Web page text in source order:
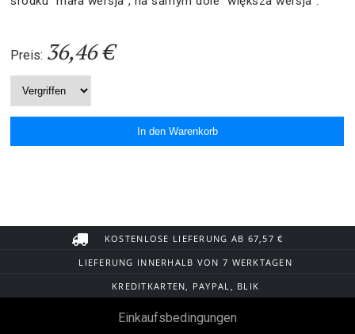
Preis: 36,46 €
KOSTENLOSE LIEFERUNG AB 67,57 €
LIEFERUNG INNERHALB VON 7 WERKTAGEN
KREDITKARTEN, PAYPAL, BLIK
Einkaufsbedingungen